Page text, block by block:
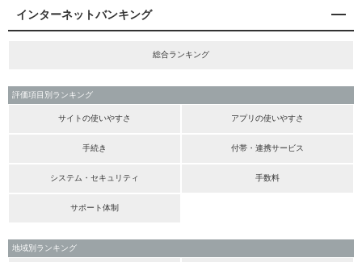
インターネットバンキング
総合ランキング
評価項目別ランキング
サイトの使いやすさ アプリの使いやすさ
手続き 付帯・連携サービス
システム・セキュリティ 手数料
サポート体制
地域別ランキング